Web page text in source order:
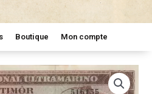
Boutique Mon compte